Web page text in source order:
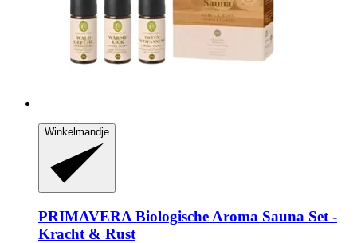
Winkelmandje
PRIMAVERA Biologische Aroma Sauna Set -​
Kracht & Rust